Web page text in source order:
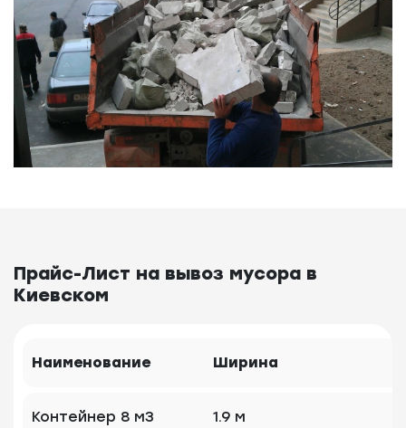
Прайс-Лист на вывоз мусора в
Киевском
Наименование Ширина
Контейнер 8 м3 1.9 м